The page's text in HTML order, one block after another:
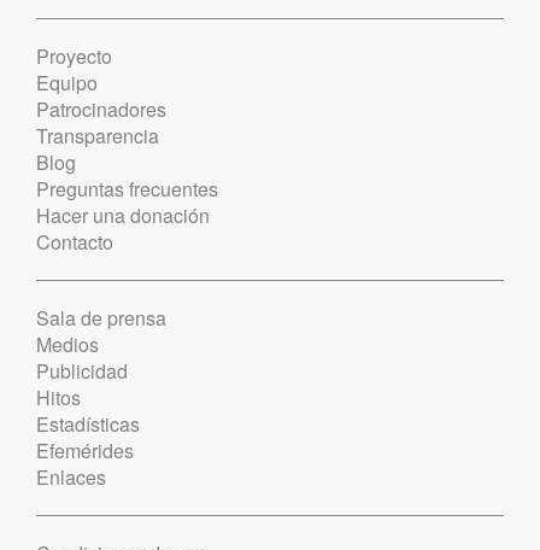
Proyecto
Equipo
Patrocinadores
Transparencia
Blog
Preguntas frecuentes
Hacer una donación
Contacto
Sala de prensa
Medios
Publicidad
Hitos
Estadísticas
Efemérides
Enlaces